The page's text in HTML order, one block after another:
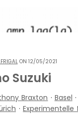
ON 12/05/2021
Suzuki
Braxton · Basel ·
· Experimentelle